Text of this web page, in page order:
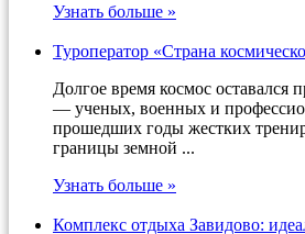
Узнать больше »
Туроператор «Страна
Долгое время космос оставался
— ученых, военных и
прошедших годы жестких
границы земной ...
Узнать больше »
Комплекс отдыха Завидово: